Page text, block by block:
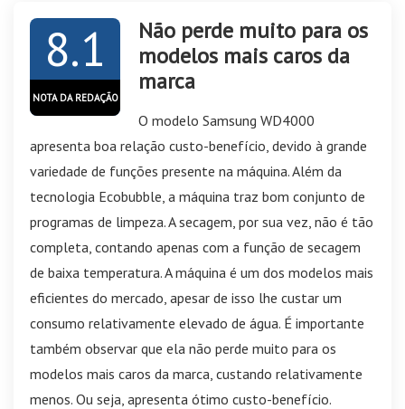
8.1
NOTA DA REDAÇÃO
Não perde muito para os
modelos mais caros da
marca
O modelo Samsung WD4000
apresenta boa relação custo-benefício, devido à grande
variedade de funções presente na máquina. Além da
tecnologia Ecobubble, a máquina traz bom conjunto de
programas de limpeza. A secagem, por sua vez, não é tão
completa, contando apenas com a função de secagem
de baixa temperatura. A máquina é um dos modelos mais
eficientes do mercado, apesar de isso lhe custar um
consumo relativamente elevado de água. É importante
também observar que ela não perde muito para os
modelos mais caros da marca, custando relativamente
menos. Ou seja, apresenta ótimo custo-benefício.